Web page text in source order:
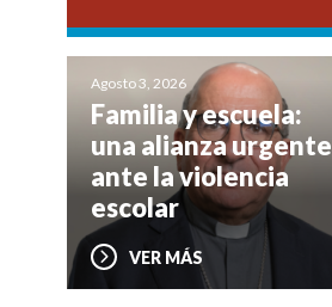
Agosto 3, 2026
Familia y escuela:
una alianza urgente
ante la violencia
escolar
VER MÁS